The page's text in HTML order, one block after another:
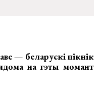
— беларускі пікнік
на гэты момант